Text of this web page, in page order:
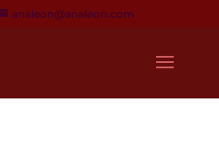
analeon@analeon.com